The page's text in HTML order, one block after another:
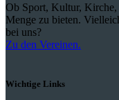
Ob Sport, Kultur,
Menge zu bieten.
bei uns?
Zu den Vereinen.
Wichtige Links